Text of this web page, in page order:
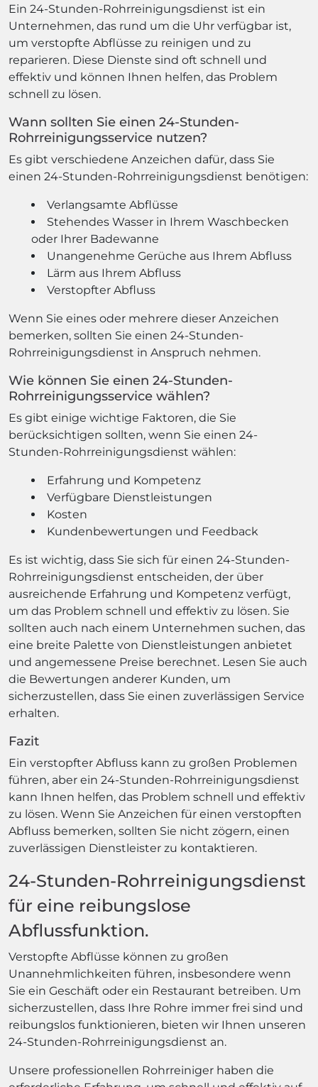
Ein 24-Stunden-Rohrreinigungsdienst ist ein
Unternehmen, das rund um die Uhr verfügbar ist,
um verstopfte Abflüsse zu reinigen und zu
reparieren. Diese Dienste sind oft schnell und
effektiv und können Ihnen helfen, das Problem
schnell zu lösen.
Wann sollten Sie einen 24-Stunden-
Rohrreinigungsservice nutzen?
Es gibt verschiedene Anzeichen dafür, dass Sie
einen 24-Stunden-Rohrreinigungsdienst benötigen:
Verlangsamte Abflüsse
Stehendes Wasser in Ihrem Waschbecken
oder Ihrer Badewanne
Unangenehme Gerüche aus Ihrem Abfluss
Lärm aus Ihrem Abfluss
Verstopfter Abfluss
Wenn Sie eines oder mehrere dieser Anzeichen
bemerken, sollten Sie einen 24-Stunden-
Rohrreinigungsdienst in Anspruch nehmen.
Wie können Sie einen 24-Stunden-
Rohrreinigungsservice wählen?
Es gibt einige wichtige Faktoren, die Sie
berücksichtigen sollten, wenn Sie einen 24-
Stunden-Rohrreinigungsdienst wählen:
Erfahrung und Kompetenz
Verfügbare Dienstleistungen
Kosten
Kundenbewertungen und Feedback
Es ist wichtig, dass Sie sich für einen 24-Stunden-
Rohrreinigungsdienst entscheiden, der über
ausreichende Erfahrung und Kompetenz verfügt,
um das Problem schnell und effektiv zu lösen. Sie
sollten auch nach einem Unternehmen suchen, das
eine breite Palette von Dienstleistungen anbietet
und angemessene Preise berechnet. Lesen Sie auch
die Bewertungen anderer Kunden, um
sicherzustellen, dass Sie einen zuverlässigen Service
erhalten.
Fazit
Ein verstopfter Abfluss kann zu großen Problemen
führen, aber ein 24-Stunden-Rohrreinigungsdienst
kann Ihnen helfen, das Problem schnell und effektiv
zu lösen. Wenn Sie Anzeichen für einen verstopften
Abfluss bemerken, sollten Sie nicht zögern, einen
zuverlässigen Dienstleister zu kontaktieren.
24-Stunden-Rohrreinigungsdienst
für eine reibungslose
Abflussfunktion.
Verstopfte Abflüsse können zu großen
Unannehmlichkeiten führen, insbesondere wenn
Sie ein Geschäft oder ein Restaurant betreiben. Um
sicherzustellen, dass Ihre Rohre immer frei sind und
reibungslos funktionieren, bieten wir Ihnen unseren
24-Stunden-Rohrreinigungsdienst an.
Unsere professionellen Rohrreiniger haben die